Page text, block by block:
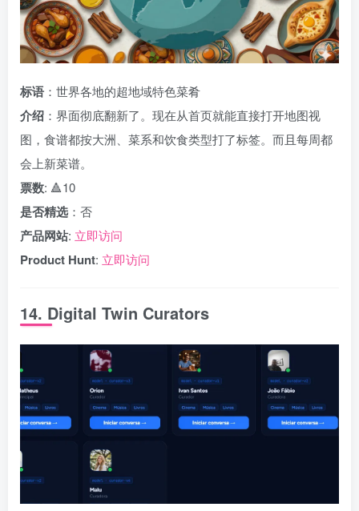
标语 ：世界各地的超地域特色菜肴
介绍 ：界面彻底翻新了。现在从首页就能直接打开地图视
图，食谱都按大洲、菜系和饮食类型打了标签。而且每周都
会上新菜谱。
票数: 🔺10
是否精选 ：否
产品网站: 立即访问
Product Hunt: 立即访问
14. Digital Twin Curators